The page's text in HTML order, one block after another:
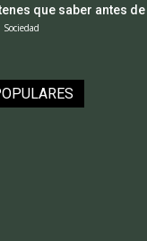
que saber antes
Sociedad